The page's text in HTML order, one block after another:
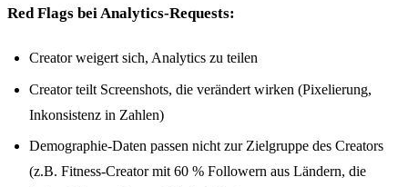
Red Flags bei Analytics-Requests:
Creator weigert sich, Analytics zu teilen
Creator teilt Screenshots, die verändert wirken (Pixelierung,
Inkonsistenz in Zahlen)
Demographie-Daten passen nicht zur Zielgruppe des Creators
(z.B. Fitness-Creator mit 60 % Followern aus Ländern, die